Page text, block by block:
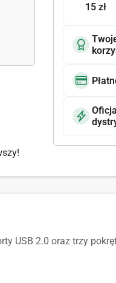
15 zł
USB 2.0 oraz trzy